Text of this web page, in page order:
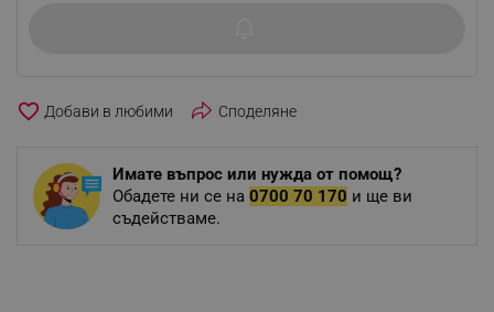
favorite_border Споделяне
Имате въпрос или нужда от помощ?
Обадете ни се на 0700 70 170 и ще ви
съдействаме.